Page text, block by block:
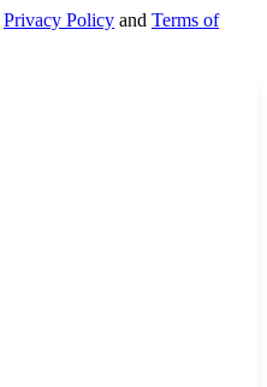
Privacy Policy and Terms of